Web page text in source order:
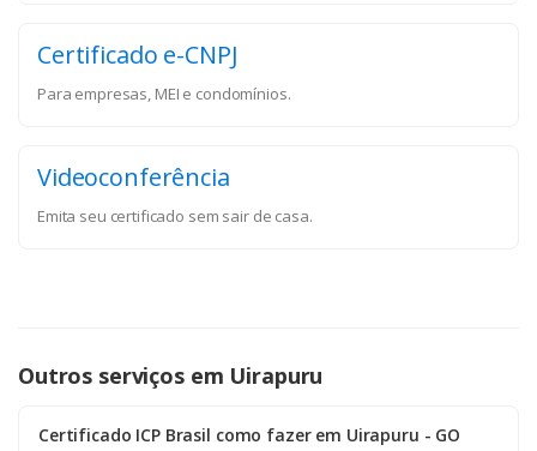
Certificado e-CNPJ
Para empresas, MEI e condomínios.
Videoconferência
Emita seu certificado sem sair de casa.
Outros serviços em Uirapuru
Certificado ICP Brasil como fazer em Uirapuru - GO